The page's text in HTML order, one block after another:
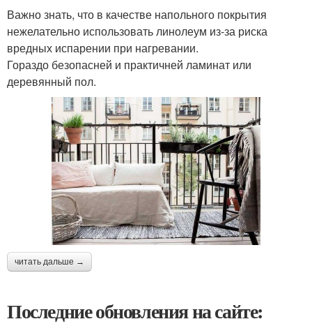
Важно знать, что в качестве напольного покрытия
нежелательно использовать линолеум из-за риска
вредных испарении при нагревании.
Гораздо безопасней и практичней ламинат или
деревянный пол.
читать дальше →
Последние обновления на сайте: